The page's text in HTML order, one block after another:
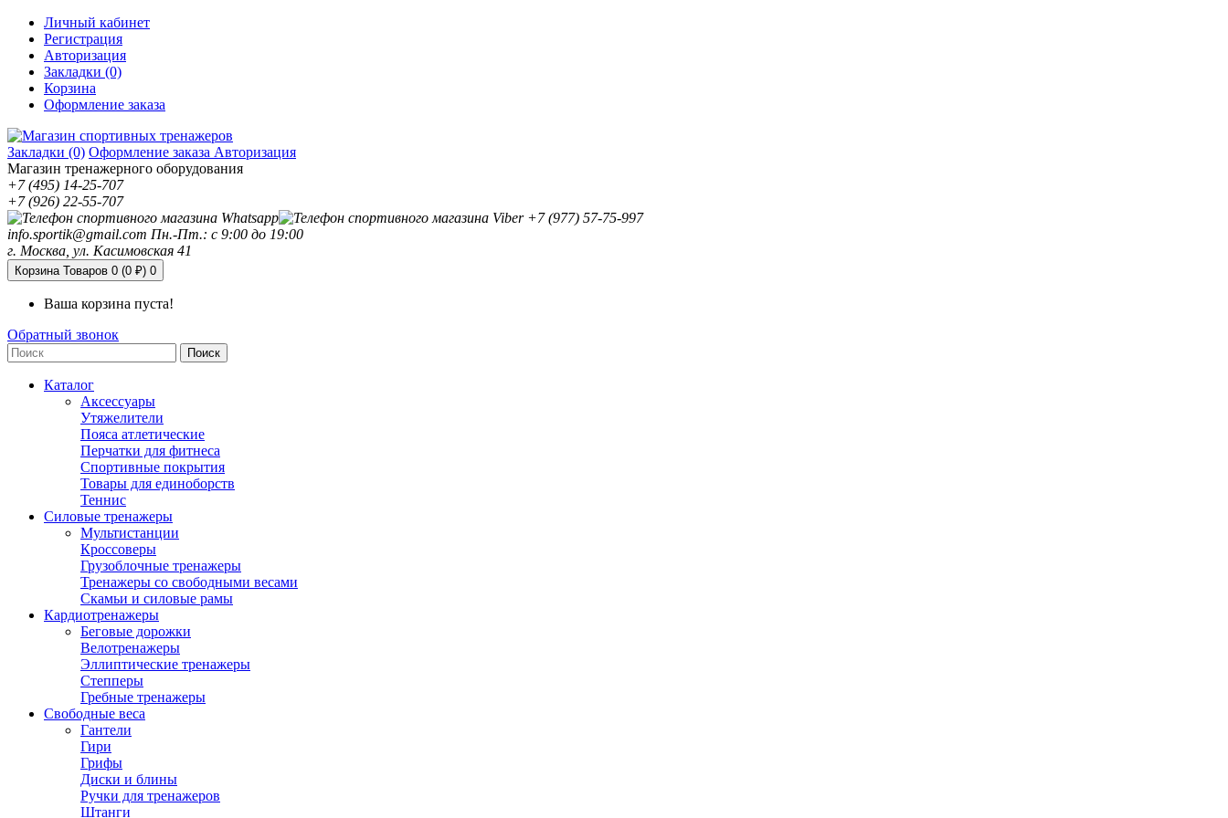
Личный кабинет
Регистрация
Авторизация
Закладки (0)
Корзина
Оформление заказа
Закладки (0) Оформление заказа Авторизация
Магазин тренажерного оборудования
+7 (495) 14-25-707
+7 (926) 22-55-707
+7 (977) 57-75-997
info.sportik@gmail.com Пн.-Пт.: с 9:00 до 19:00
г. Москва, ул. Касимовская 41
Корзина Товаров 0 (0 ₽) 0
Ваша корзина пуста!
Обратный звонок
Поиск
Каталог
Аксессуары
Утяжелители
Пояса атлетические
Перчатки для фитнеса
Спортивные покрытия
Товары для единоборств
Теннис
Силовые тренажеры
Мультистанции
Кроссоверы
Грузоблочные тренажеры
Тренажеры со свободными весами
Скамьи и силовые рамы
Кардиотренажеры
Беговые дорожки
Велотренажеры
Эллиптические тренажеры
Степперы
Гребные тренажеры
Свободные веса
Гантели
Гири
Грифы
Диски и блины
Ручки для тренажеров
Штанги